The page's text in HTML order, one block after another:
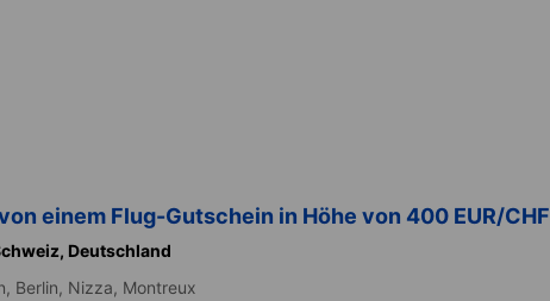
einem Flug-Gutschein in Höhe von 400 EUR/CHF
Deutschland
Berlin, Nizza, Montreux